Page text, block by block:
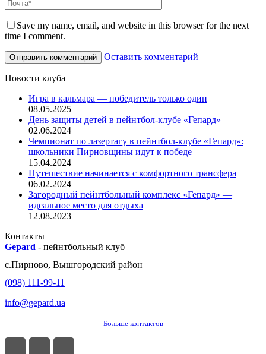
Save my name, email, and website in this browser for the next
time I comment.
Оставить комментарий
Новости клуба
Игра в кальмара — победитель только один
08.05.2025
День защиты детей в пейнтбол-клубе «Гепард»
02.06.2024
Чемпионат по лазертагу в пейнтбол-клубе «Гепард»:
школьники Пирновщины идут к победе
15.04.2024
Путешествие начинается с комфортного трансфера
06.02.2024
Загородный пейнтбольный комплекс «Гепард» —
идеальное место для отдыха
12.08.2023
Контакты
Gepard - пейнтбольный клуб
с.Пирново, Вышгородский район
(098) 111-99-11
info@gepard.ua
Больше контактов